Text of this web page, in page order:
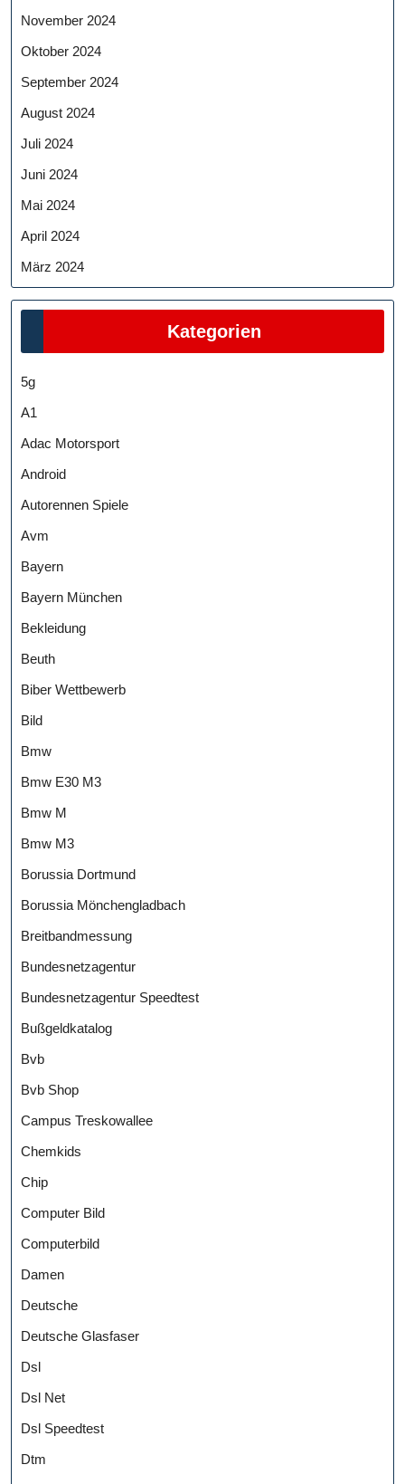
November 2024
Oktober 2024
September 2024
August 2024
Juli 2024
Juni 2024
Mai 2024
April 2024
März 2024
Kategorien
5g
A1
Adac Motorsport
Android
Autorennen Spiele
Avm
Bayern
Bayern München
Bekleidung
Beuth
Biber Wettbewerb
Bild
Bmw
Bmw E30 M3
Bmw M
Bmw M3
Borussia Dortmund
Borussia Mönchengladbach
Breitbandmessung
Bundesnetzagentur
Bundesnetzagentur Speedtest
Bußgeldkatalog
Bvb
Bvb Shop
Campus Treskowallee
Chemkids
Chip
Computer Bild
Computerbild
Damen
Deutsche
Deutsche Glasfaser
Dsl
Dsl Net
Dsl Speedtest
Dtm